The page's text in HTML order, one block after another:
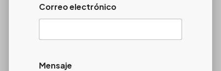
Correo electrónico
Mensaje